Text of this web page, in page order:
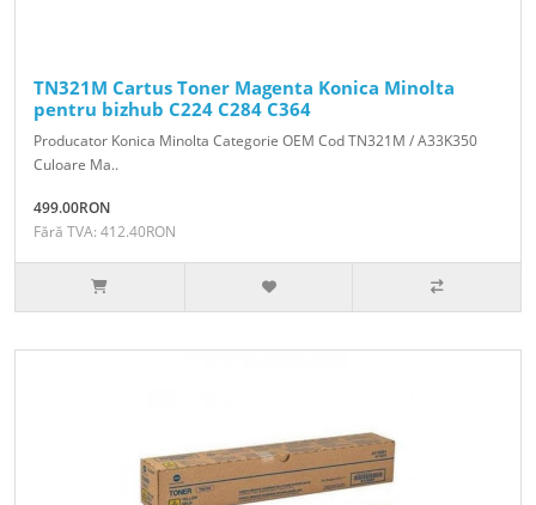
TN321M Cartus Toner Magenta Konica Minolta
pentru bizhub C224 C284 C364
Producator Konica Minolta Categorie OEM Cod TN321M / A33K350
Culoare Ma..
499.00RON
Fără TVA: 412.40RON